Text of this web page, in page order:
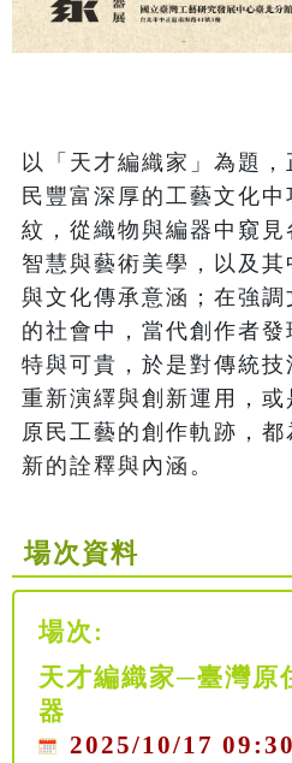
以「天才編織家」為題
民豐富深厚的工藝文化
紋，從織物與編器中窺
智慧與藝術美學，以及其
與文化傳承意涵；在強
的社會中，當代創作者
特與可貴，於是對傳統
重新演繹與創新運用，
原民工藝的創作軌跡，
新的詮釋與內涵。
場次資料
場次:
天才編織家─臺灣原
器
2025/10/17